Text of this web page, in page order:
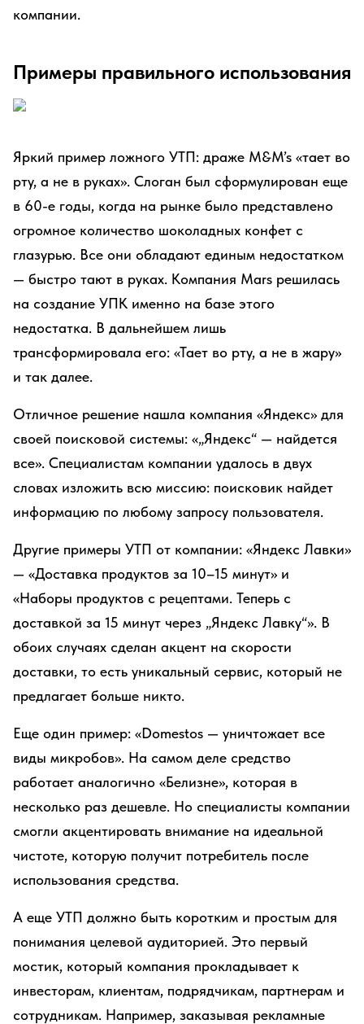
компании.
Примеры правильного использования
Яркий пример ложного УТП: драже M&M’s «тает во
рту, а не в руках». Слоган был сформулирован еще
в 60-е годы, когда на рынке было представлено
огромное количество шоколадных конфет с
глазурью. Все они обладают единым недостатком
— быстро тают в руках. Компания Mars решилась
на создание УПК именно на базе этого
недостатка. В дальнейшем лишь
трансформировала его: «Тает во рту, а не в жару»
и так далее.
Отличное решение нашла компания «Яндекс» для
своей поисковой системы: «„Яндекс“ — найдется
все». Специалистам компании удалось в двух
словах изложить всю миссию: поисковик найдет
информацию по любому запросу пользователя.
Другие примеры УТП от компании: «Яндекс Лавки»
— «Доставка продуктов за 10–15 минут» и
«Наборы продуктов с рецептами. Теперь с
доставкой за 15 минут через „Яндекс Лавку“». В
обоих случаях сделан акцент на скорости
доставки, то есть уникальный сервис, который не
предлагает больше никто.
Еще один пример: «Domestos — уничтожает все
виды микробов». На самом деле средство
работает аналогично «Белизне», которая в
несколько раз дешевле. Но специалисты компании
смогли акцентировать внимание на идеальной
чистоте, которую получит потребитель после
использования средства.
А еще УТП должно быть коротким и простым для
понимания целевой аудиторией. Это первый
мостик, который компания прокладывает к
инвесторам, клиентам, подрядчикам, партнерам и
сотрудникам. Например, заказывая рекламные